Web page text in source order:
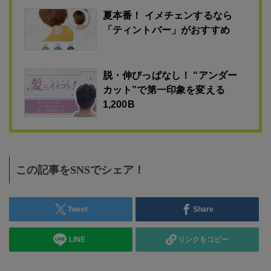
夏本番！ イメチェンするなら
「ティントバー」がおすすめ
脱・伸びっぱなし！ “アンダー
カット”で第一印象を変える
1,200B
この記事をSNSでシェア！
Tweet Share
LINE リンクをコピー